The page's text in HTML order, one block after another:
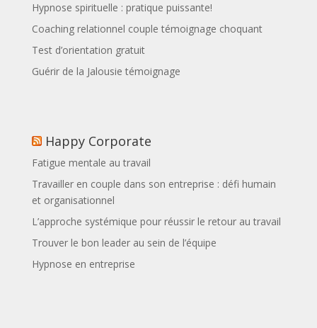
Hypnose spirituelle : pratique puissante!
Coaching relationnel couple témoignage choquant
Test d’orientation gratuit
Guérir de la Jalousie témoignage
Happy Corporate
Fatigue mentale au travail
Travailler en couple dans son entreprise : défi humain
et organisationnel
L’approche systémique pour réussir le retour au travail
Trouver le bon leader au sein de l’équipe
Hypnose en entreprise